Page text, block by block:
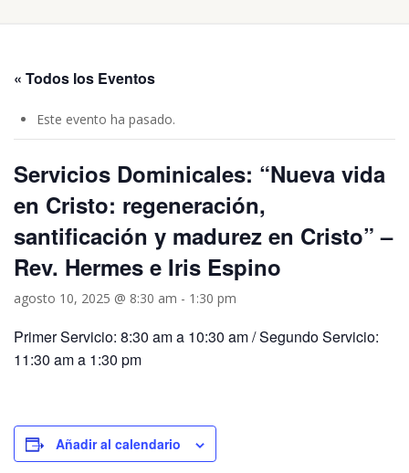
« Todos los Eventos
Este evento ha pasado.
Servicios Dominicales: “Nueva vida
en Cristo: regeneración,
santificación y madurez en Cristo” –
Rev. Hermes e Iris Espino
agosto 10, 2025 @ 8:30 am - 1:30 pm
Primer Servicio: 8:30 am a 10:30 am / Segundo Servicio:
11:30 am a 1:30 pm
Añadir al calendario